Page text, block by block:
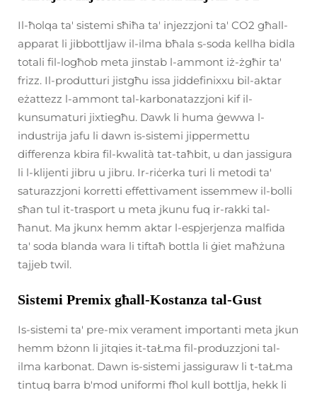
Il-ħolqa ta' sistemi sħiħa ta' injezzjoni ta' CO2 għall-
apparat li jibbottljaw il-ilma bħala s-soda kellha bidla
totali fil-logħob meta jinstab l-ammont iż-żgħir ta'
frizz. Il-produtturi jistgħu issa jiddefinixxu bil-aktar
eżattezz l-ammont tal-karbonatazzjoni kif il-
kunsumaturi jixtiegħu. Dawk li huma ġewwa l-
industrija jafu li dawn is-sistemi jippermettu
differenza kbira fil-kwalità tat-taħbit, u dan jassigura
li l-klijenti jibru u jibru. Ir-riċerka turi li metodi ta'
saturazzjoni korretti effettivament issemmew il-bolli
sħan tul it-trasport u meta jkunu fuq ir-rakki tal-
ħanut. Ma jkunx hemm aktar l-espjerjenza malfida
ta' soda blanda wara li tiftaħ bottla li ġiet maħżuna
tajjeb twil.
Sistemi Premix għall-Kostanza tal-Gust
Is-sistemi ta' pre-mix verament importanti meta jkun
hemm bżonn li jitqies it-taŁma fil-produzzjoni tal-
ilma karbonat. Dawn is-sistemi jassiguraw li t-taŁma
tintuq barra b'mod uniformi fħol kull bottlja, hekk li